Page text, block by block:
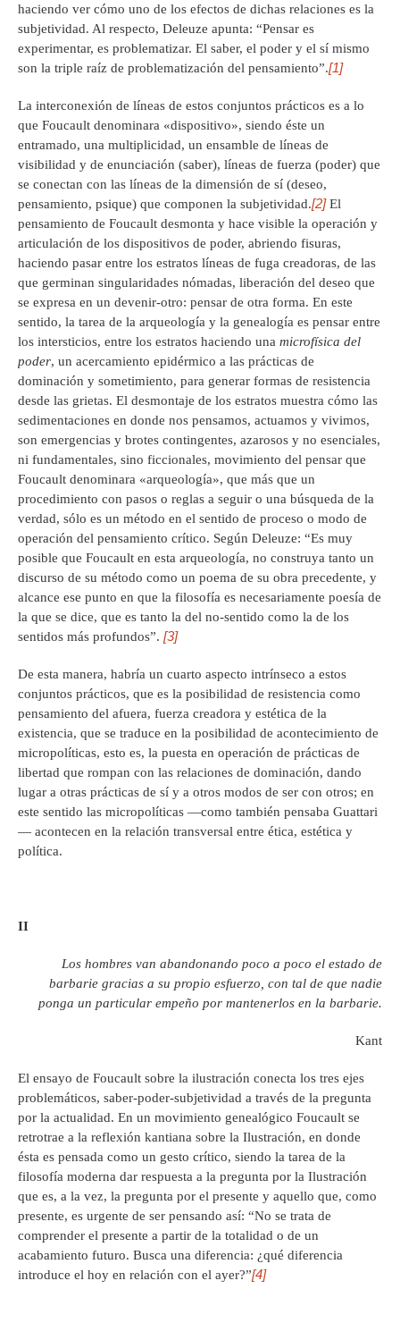
haciendo ver cómo uno de los efectos de dichas relaciones es la
subjetividad. Al respecto, Deleuze apunta: “Pensar es
experimentar, es problematizar. El saber, el poder y el sí mismo
son la triple raíz de problematización del pensamiento”.[1]
La interconexión de líneas de estos conjuntos prácticos es a lo
que Foucault denominara «dispositivo», siendo éste un
entramado, una multiplicidad, un ensamble de líneas de
visibilidad y de enunciación (saber), líneas de fuerza (poder) que
se conectan con las líneas de la dimensión de sí (deseo,
pensamiento, psique) que componen la subjetividad.[2]El
pensamiento de Foucault desmonta y hace visible la operación y
articulación de los dispositivos de poder, abriendo fisuras,
haciendo pasar entre los estratos líneas de fuga creadoras, de las
que germinan singularidades nómadas, liberación del deseo que
se expresa en un devenir-otro: pensar de otra forma. En este
sentido, la tarea de la arqueología y la genealogía es pensar entre
los intersticios, entre los estratos haciendo una microfísica del
poder, un acercamiento epidérmico a las prácticas de
dominación y sometimiento, para generar formas de resistencia
desde las grietas. El desmontaje de los estratos muestra cómo las
sedimentaciones en donde nos pensamos, actuamos y vivimos,
son emergencias y brotes contingentes, azarosos y no esenciales,
ni fundamentales, sino ficcionales, movimiento del pensar que
Foucault denominara «arqueología», que más que un
procedimiento con pasos o reglas a seguir o una búsqueda de la
verdad, sólo es un método en el sentido de proceso o modo de
operación del pensamiento crítico. Según Deleuze: “Es muy
posible que Foucault en esta arqueología, no construya tanto un
discurso de su método como un poema de su obra precedente, y
alcance ese punto en que la filosofía es necesariamente poesía de
la que se dice, que es tanto la del no-sentido como la de los
sentidos más profundos”. [3]
De esta manera, habría un cuarto aspecto intrínseco a estos
conjuntos prácticos, que es la posibilidad de resistencia como
pensamiento del afuera, fuerza creadora y estética de la
existencia, que se traduce en la posibilidad de acontecimiento de
micropolíticas, esto es, la puesta en operación de prácticas de
libertad que rompan con las relaciones de dominación, dando
lugar a otras prácticas de sí y a otros modos de ser con otros; en
este sentido las micropolíticas —como también pensaba Guattari
— acontecen en la relación transversal entre ética, estética y
política.
II
Los hombres van abandonando poco a poco el estado de
barbarie gracias a su propio esfuerzo, con tal de que nadie
ponga un particular empeño por mantenerlos en la barbarie.
Kant
El ensayo de Foucault sobre la ilustración conecta los tres ejes
problemáticos, saber-poder-subjetividad a través de la pregunta
por la actualidad. En un movimiento genealógico Foucault se
retrotrae a la reflexión kantiana sobre la Ilustración, en donde
ésta es pensada como un gesto crítico, siendo la tarea de la
filosofía moderna dar respuesta a la pregunta por la Ilustración
que es, a la vez, la pregunta por el presente y aquello que, como
presente, es urgente de ser pensando así: “No se trata de
comprender el presente a partir de la totalidad o de un
acabamiento futuro. Busca una diferencia: ¿qué diferencia
introduce el hoy en relación con el ayer?”[4]